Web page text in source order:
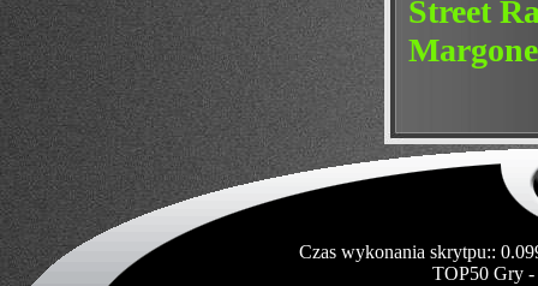
Street
Czas wykonania skrytpu::
TOP50 Gry